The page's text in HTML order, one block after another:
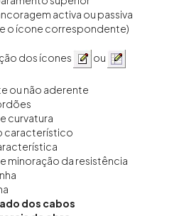
activa ou passiva
o ícone correspondente)
dos ícones
ou
ou não aderente
curvatura
característico
minoração da resistência
dos cabos